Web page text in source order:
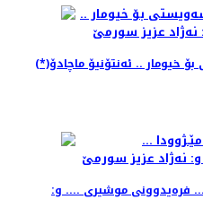
.. ئه‌نتۆنیۆ ماچادۆ(*)
فره‌یدوونی موشیری .... و: